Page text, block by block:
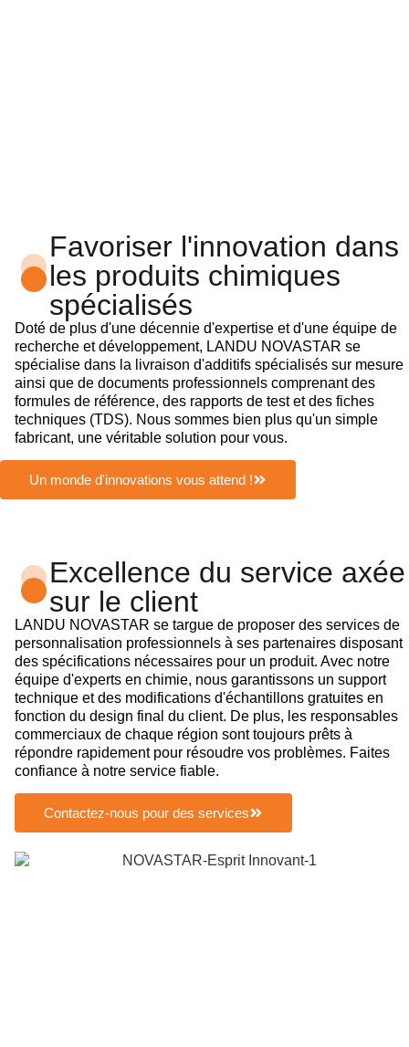
Favoriser l'innovation dans
les produits chimiques
spécialisés
Doté de plus d'une décennie d'expertise et d'une équipe de
recherche et développement, LANDU NOVASTAR se
spécialise dans la livraison d'additifs spécialisés sur mesure
ainsi que de documents professionnels comprenant des
formules de référence, des rapports de test et des fiches
techniques (TDS). Nous sommes bien plus qu'un simple
fabricant, une véritable solution pour vous.
Un monde d'innovations vous attend !
Excellence du service axée
sur le client
LANDU NOVASTAR se targue de proposer des services de
personnalisation professionnels à ses partenaires disposant
des spécifications nécessaires pour un produit. Avec notre
équipe d'experts en chimie, nous garantissons un support
technique et des modifications d'échantillons gratuites en
fonction du design final du client. De plus, les responsables
commerciaux de chaque région sont toujours prêts à
répondre rapidement pour résoudre vos problèmes. Faites
confiance à notre service fiable.
Contactez-nous pour des services